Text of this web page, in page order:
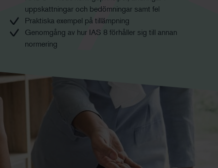
uppskattningar och bedömningar samt fel
Praktiska exempel på tillämpning
Genomgång av hur IAS 8 förhåller sig till annan
normering